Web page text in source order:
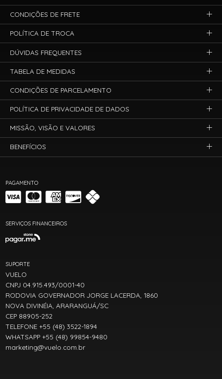
PAGAMENTO
SERVIÇOS FINANCEIROS
SUPORTE
VUELO
CNPJ 04.915.493/0001-40
RODOVIA GOVERNADOR JORGE LACERDA, 1860
NOVA DIVINÉIA, ARARANGUÁ/SC
CEP 88905-252
TELEFONE +55 (48) 3522-1894
WHATSAPP +55 (48) 99854-9480
marketing@vuelo.com.br
CONDIÇÕES DE FRETE
POLÍTICA DE TROCA
DÚVIDAS FREQUENTES
TABELA DE MEDIDAS
CONDIÇÕES DE PARCELAMENTO
POLÍTICA DE PRIVACIDADE DE DADOS
MISSÃO, VISÃO E VALORES
BENEFÍCIOS